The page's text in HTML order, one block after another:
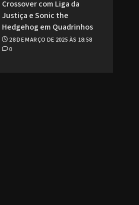
Crossover com Liga da
Justiça e Sonic the
Hedgehog em Quadrinhos
28 DE MARÇO DE 2025 ÀS 18:58
0